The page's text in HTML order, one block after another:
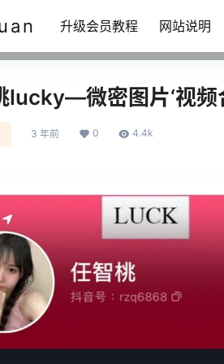
升级会员教程 网站说明
lucky—微密图片‘视频
3 年前 0 4.4k